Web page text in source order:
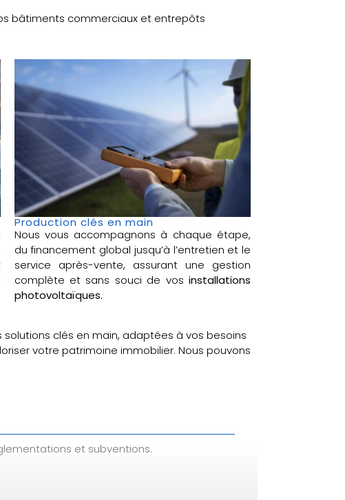
bâtiments commerciaux et entrepôts
Production clés en main
Nous vous accompagnons à chaque étape,
du financement global jusqu’à l’entretien et le
service après-vente, assurant une gestion
complète et sans souci de vos installations
photovoltaïques.
clés en main, adaptées à vos besoins
votre patrimoine immobilier. Nous pouvons
et subventions.